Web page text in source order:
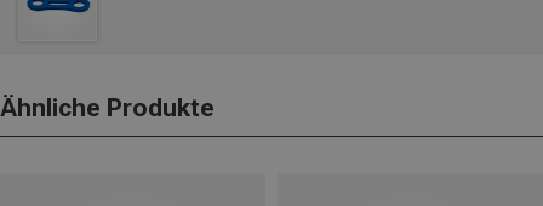
Ähnliche Produkte